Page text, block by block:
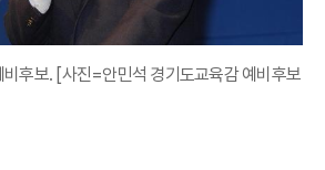
후보. [사진=안민석 경기도교육감 예비후보